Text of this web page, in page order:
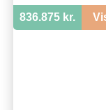
836.875 kr.